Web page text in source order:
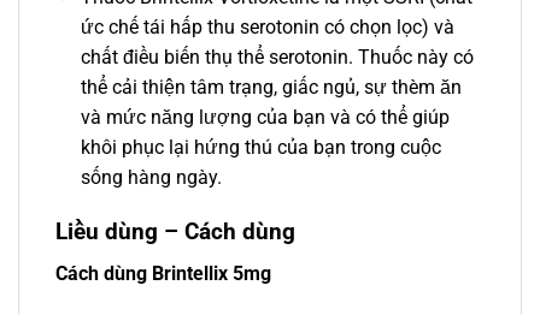
ức chế tái hấp thu serotonin có chọn lọc) và
chất điều biến thụ thể serotonin. Thuốc này có
thể cải thiện tâm trạng, giấc ngủ, sự thèm ăn
và mức năng lượng của bạn và có thể giúp
khôi phục lại hứng thú của bạn trong cuộc
sống hàng ngày.
Liều dùng – Cách dùng
Cách dùng Brintellix 5mg